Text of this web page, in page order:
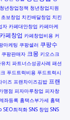
청년창업정책 청년창업지원
초보창업 치킨배달창업 치킨
자 카페대안창업 카페마케
카페창업 카페창업비용 커
마케팅 쿠팡셀러 쿠팡수
쿠팡판매자 크몽 키오스크
치 파트너스성공사례 패션
푸드트럭비용 푸드트럭시
이즈 프랜차이즈김밥 프랜
맹점 피자마루창업 피자창
좌등록 홈택스부가세 홈택
SEO최적화 SNS 창업 SNS